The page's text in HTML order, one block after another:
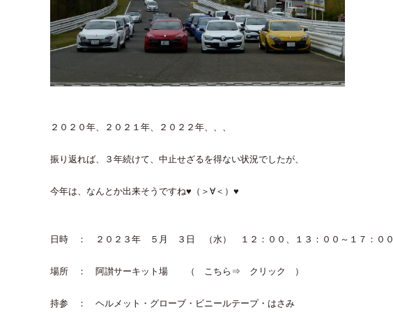
２０２０年、２０２１年、２０２２年、、、
振り返れば、３年続けて、中止せざるを得ない状況でしたが、
今年は、なんとか出来そうですね♥（＞∀＜）♥
日時 ： ２０２３年 ５月 ３日 （水） １２：００、１３：００～１７：００
場所 ： 阿讃サーキット場 （ こちら⇒ クリック ）
持参 ： ヘルメット・グローブ・ビニールテープ・はさみ